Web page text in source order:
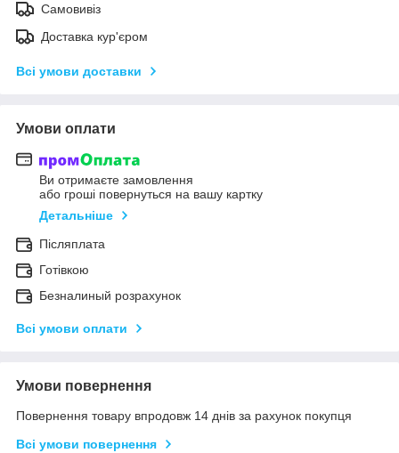
Самовивіз
Доставка кур'єром
Всі умови доставки
Умови оплати
Ви отримаєте замовлення
або гроші повернуться на вашу картку
Детальніше
Післяплата
Готівкою
Безналиный розрахунок
Всі умови оплати
Умови повернення
Повернення товару впродовж 14 днів за рахунок покупця
Всі умови повернення